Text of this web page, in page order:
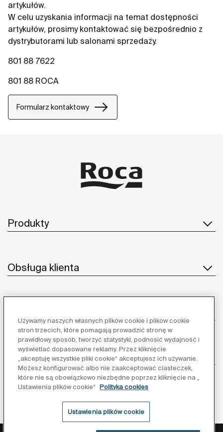
artykułów.
W celu uzyskania informacji na temat dostępności
artykułów, prosimy kontaktować się bezpośrednio z
dystrybutorami lub salonami sprzedaży.
801 88 7622
801 88 ROCA
Formularz kontaktowy
Produkty
Obsługa klienta
Inspiracja
Obserwuj nas:
Używamy naszych własnych plików cookie i plików cookie
stron trzecich, które pomagają prowadzić stronę w
prawidłowy sposób, tworzyć statystyki, podnosić wydajność i
wyświetlać dopasowane reklamy. Przez kliknięcie
„akceptuję wszystkie pliki cookie“ akceptujesz ich używanie.
Możesz konfigurować albo nie zaakceptować ciasteczek,
które nie są obowiązkowo niezbędne poprzez kliknięcie na „
Ustawienia plików cookie“
Polityka cookies
Ustawienia plików cookie